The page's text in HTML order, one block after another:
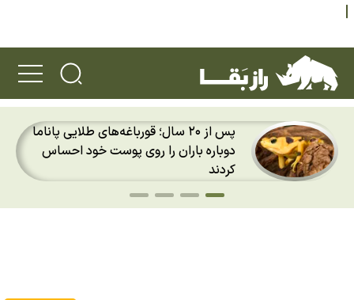
پس از ۲۰ سال؛ قورباغه‌های طلایی پاناما
دوباره باران را روی پوست خود احساس
کردند